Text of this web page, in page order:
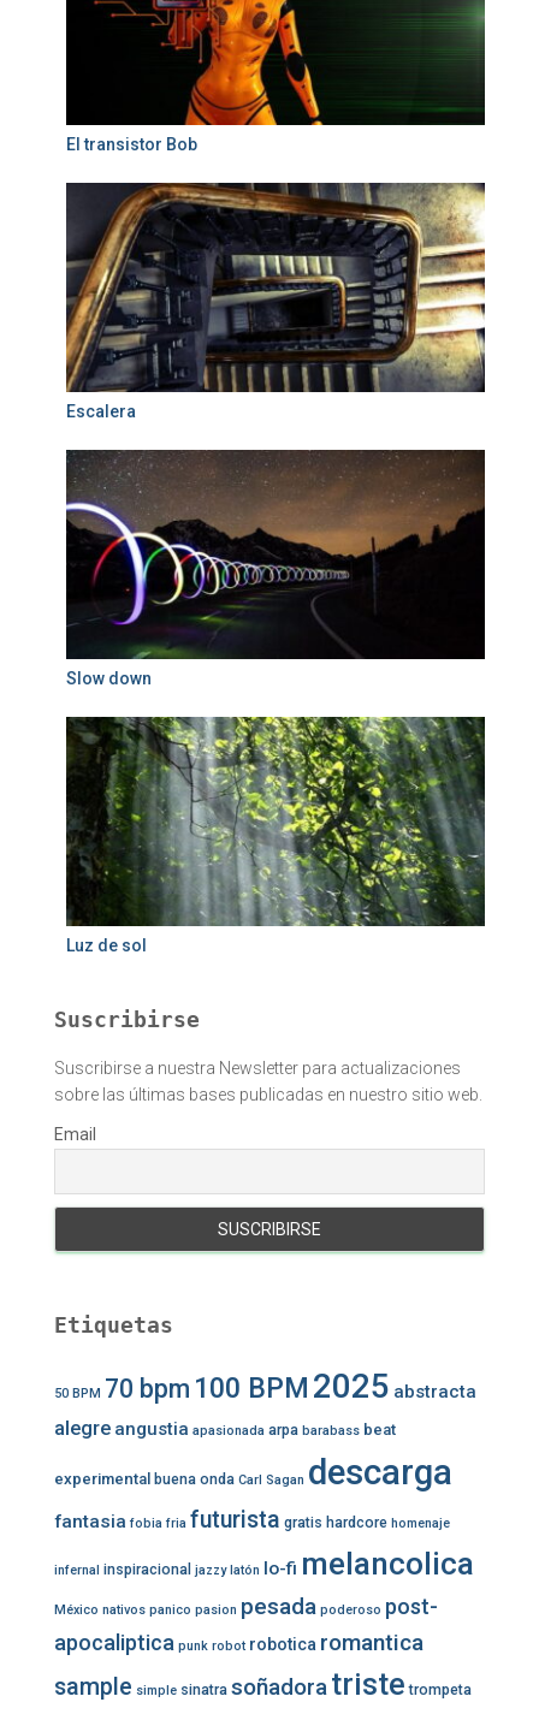
El transistor Bob
Escalera
Slow down
Luz de sol
Suscribirse
Suscribirse a nuestra Newsletter para actualizaciones
sobre las últimas bases publicadas en nuestro sitio web.
Email
Etiquetas
50 BPM 70 bpm 100 BPM 2025 abstracta
alegre angustia apasionada arpa barabass beat
experimental buena onda Carl Sagan descarga
fantasia fobia fria futurista gratis hardcore homenaje
infernal inspiracional jazzy latón lo-fi melancolica
México nativos panico pasion pesada poderoso post-
apocaliptica punk robot robotica romantica
sample simple sinatra soñadoratriste trompeta